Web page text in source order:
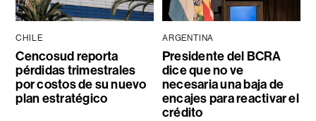
CHILE
Cencosud reporta
pérdidas trimestrales
por costos de su nuevo
plan estratégico
ARGENTINA
Presidente del BCRA
dice que no ve
necesaria una baja de
encajes para reactivar el
crédito